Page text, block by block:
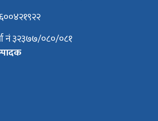
नं ३२३७७/०८०/०८१